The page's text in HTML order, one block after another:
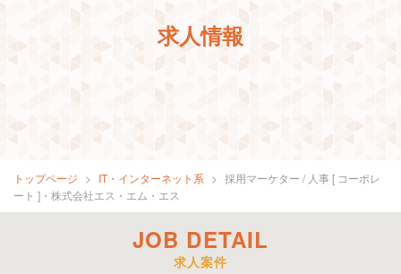
求人情報
トップページ IT・インターネット系
採用マーケター / 人事 [ コーポレ
ート ]・株式会社エス・エム・エス
JOB DETAIL
求人案件